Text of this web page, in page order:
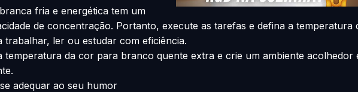
fria e energética tem um
de concentração. Portanto, execute as tarefas e defina a temperatura
ler ou estudar com eficiência.
da cor para branco quente extra e crie um ambiente acolhedor
adequar ao seu humor